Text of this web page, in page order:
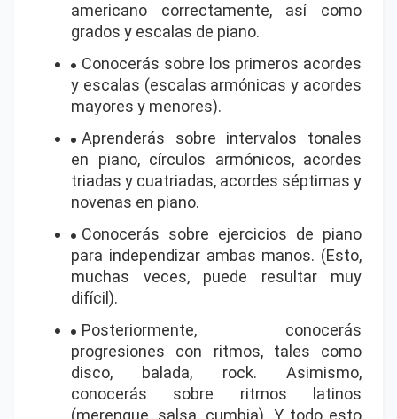
americano correctamente, así como
grados y escalas de piano.
Conocerás sobre los primeros acordes
y escalas (escalas armónicas y acordes
mayores y menores).
Aprenderás sobre intervalos tonales
en piano, círculos armónicos, acordes
triadas y cuatriadas, acordes séptimas y
novenas en piano.
Conocerás sobre ejercicios de piano
para independizar ambas manos. (Esto,
muchas veces, puede resultar muy
difícil).
Posteriormente, conocerás
progresiones con ritmos, tales como
disco, balada, rock. Asimismo,
conocerás sobre ritmos latinos